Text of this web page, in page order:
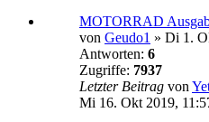
MOTORRAD
von Geudo1 » Di 1.
Antworten: 6
Zugriffe: 7937
Letzter Beitrag von
Mi 16. Okt 2019,